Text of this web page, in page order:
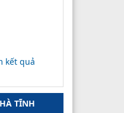
kết quả
TĨNH